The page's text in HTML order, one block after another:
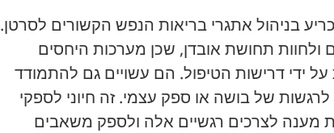
בניהול אתגרי בריאות הנפש הקשורים לסרטן.
ולחוות תחושת אובדן, שכן מערכות היחסים
ידי דרישות הטיפול. הם עשויים גם להתמודד
של בושה או ספק עצמי. זה חיוני לספקי
מענה לצרכים רגשיים אלה ולספק משאבים